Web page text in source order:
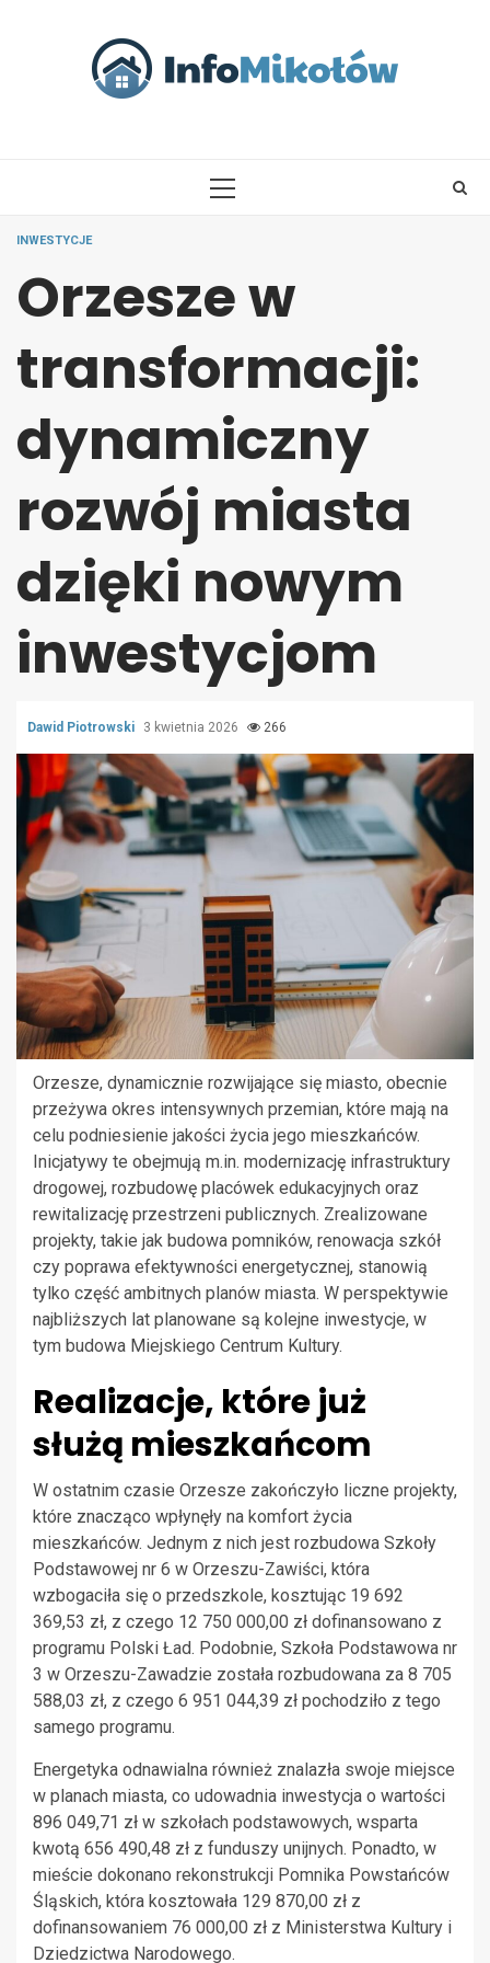
PRIMARY
INWESTYCJE
Orzesze w
transformacji:
dynamiczny
rozwój miasta
dzięki nowym
inwestycjom
Dawid Piotrowski 3 kwietnia 2026 266
Orzesze, dynamicznie rozwijające się miasto, obecnie
przeżywa okres intensywnych przemian, które mają na
celu podniesienie jakości życia jego mieszkańców.
Inicjatywy te obejmują m.in. modernizację infrastruktury
drogowej, rozbudowę placówek edukacyjnych oraz
rewitalizację przestrzeni publicznych. Zrealizowane
projekty, takie jak budowa pomników, renowacja szkół
czy poprawa efektywności energetycznej, stanowią
tylko część ambitnych planów miasta. W perspektywie
najbliższych lat planowane są kolejne inwestycje, w
tym budowa Miejskiego Centrum Kultury.
Realizacje, które już
służą mieszkańcom
W ostatnim czasie Orzesze zakończyło liczne projekty,
które znacząco wpłynęły na komfort życia
mieszkańców. Jednym z nich jest rozbudowa Szkoły
Podstawowej nr 6 w Orzeszu-Zawiści, która
wzbogaciła się o przedszkole, kosztując 19 692
369,53 zł, z czego 12 750 000,00 zł dofinansowano z
programu Polski Ład. Podobnie, Szkoła Podstawowa nr
3 w Orzeszu-Zawadzie została rozbudowana za 8 705
588,03 zł, z czego 6 951 044,39 zł pochodziło z tego
samego programu.
Energetyka odnawialna również znalazła swoje miejsce
w planach miasta, co udowadnia inwestycja o wartości
896 049,71 zł w szkołach podstawowych, wsparta
kwotą 656 490,48 zł z funduszy unijnych. Ponadto, w
mieście dokonano rekonstrukcji Pomnika Powstańców
Śląskich, która kosztowała 129 870,00 zł z
dofinansowaniem 76 000,00 zł z Ministerstwa Kultury i
Dziedzictwa Narodowego.